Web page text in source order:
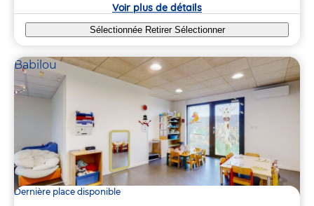
Voir plus de détails
Sélectionnée Retirer Sélectionner
Babilou
Dernière place disponible